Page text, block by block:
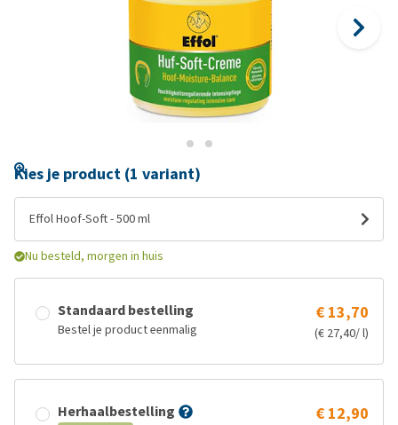
Kies je product (1 variant)
Effol Hoof-Soft - 500 ml
Nu besteld, morgen in huis
Standaard bestelling
Bestel je product eenmalig
€ 13,70
(€ 27,40/ l)
Herhaalbestelling € 12,90